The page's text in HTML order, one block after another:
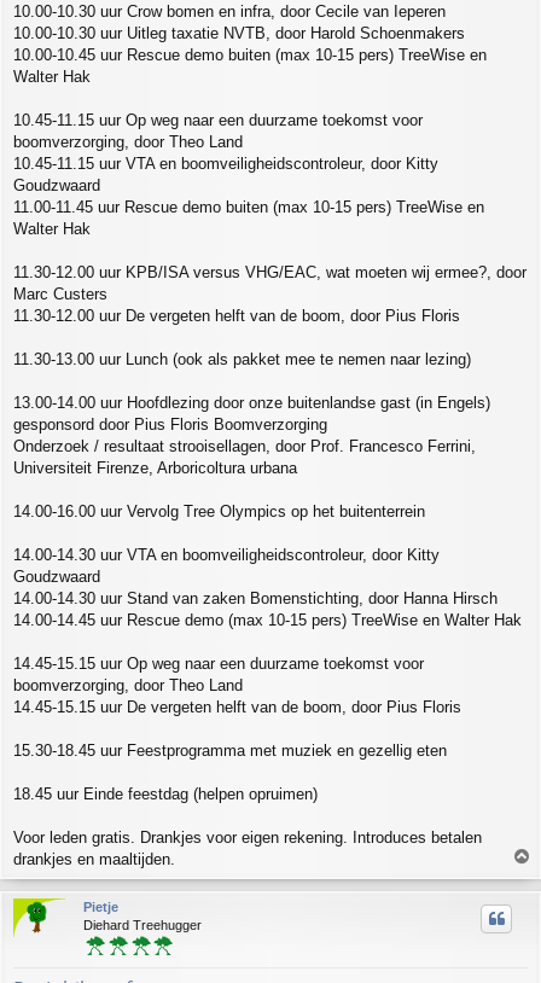
10.00-10.30 uur Crow bomen en infra, door Cecile van Ieperen
10.00-10.30 uur Uitleg taxatie NVTB, door Harold Schoenmakers
10.00-10.45 uur Rescue demo buiten (max 10-15 pers) TreeWise en
Walter Hak
10.45-11.15 uur Op weg naar een duurzame toekomst voor
boomverzorging, door Theo Land
10.45-11.15 uur VTA en boomveiligheidscontroleur, door Kitty
Goudzwaard
11.00-11.45 uur Rescue demo buiten (max 10-15 pers) TreeWise en
Walter Hak
11.30-12.00 uur KPB/ISA versus VHG/EAC, wat moeten wij ermee?, door
Marc Custers
11.30-12.00 uur De vergeten helft van de boom, door Pius Floris
11.30-13.00 uur Lunch (ook als pakket mee te nemen naar lezing)
13.00-14.00 uur Hoofdlezing door onze buitenlandse gast (in Engels)
gesponsord door Pius Floris Boomverzorging
Onderzoek / resultaat strooisellagen, door Prof. Francesco Ferrini,
Universiteit Firenze, Arboricoltura urbana
14.00-16.00 uur Vervolg Tree Olympics op het buitenterrein
14.00-14.30 uur VTA en boomveiligheidscontroleur, door Kitty
Goudzwaard
14.00-14.30 uur Stand van zaken Bomenstichting, door Hanna Hirsch
14.00-14.45 uur Rescue demo (max 10-15 pers) TreeWise en Walter Hak
14.45-15.15 uur Op weg naar een duurzame toekomst voor
boomverzorging, door Theo Land
14.45-15.15 uur De vergeten helft van de boom, door Pius Floris
15.30-18.45 uur Feestprogramma met muziek en gezellig eten
18.45 uur Einde feestdag (helpen opruimen)
Voor leden gratis. Drankjes voor eigen rekening. Introduces betalen
drankjes en maaltijden.
p
Pietje
Diehard Treehugger